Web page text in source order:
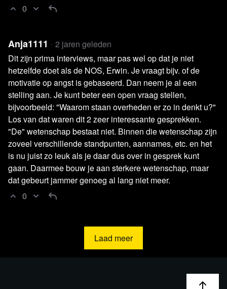
Lees 4 reacties
0
Anja1111
2 jaren geleden
Dit zijn prima interviews, maar pas wel op dat je niet
hetzelfde doet als de NOS, Erwin. Je vraagt bijv. of de
motivatie op angst is gebaseerd. Dan neem je al een
stelling aan. Je kunt beter een open vraag stellen,
bijvoorbeeld: "Waarom staan overheden er zo in denkt u?"
Los van dat waren dit 2 zeer interessante gesprekken.
"De" wetenschap bestaat niet. Binnen die wetenschap zijn
zoveel verschillende standpunten, aannames, etc. en het
is nu juist zo leuk als je daar dus over in gesprek kunt
gaan. Daarmee bouw je aan sterkere wetenschap, maar
dat gebeurt jammer genoeg al lang niet meer.
0
Laad meer